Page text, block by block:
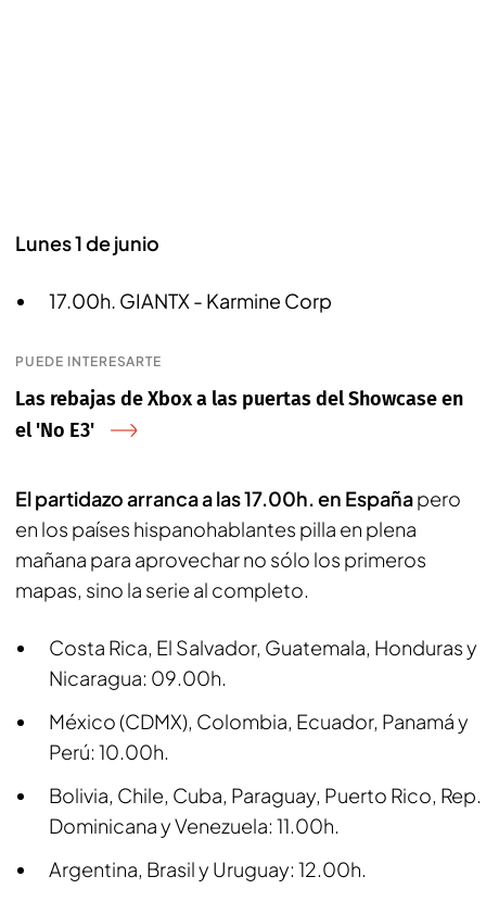
Lunes 1 de junio
17.00h. GIANTX - Karmine Corp
PUEDE INTERESARTE
Las rebajas de Xbox a las puertas del Showcase en
el 'No E3'
El partidazo arranca a las 17.00h. en Españapero
en los países hispanohablantes pilla en plena
mañana para aprovechar no sólo los primeros
mapas, sino la serie al completo.
Costa Rica, El Salvador, Guatemala, Honduras y
Nicaragua: 09.00h.
México (CDMX), Colombia, Ecuador, Panamá y
Perú: 10.00h.
Bolivia, Chile, Cuba, Paraguay, Puerto Rico, Rep.
Dominicana y Venezuela: 11.00h.
Argentina, Brasil y Uruguay: 12.00h.